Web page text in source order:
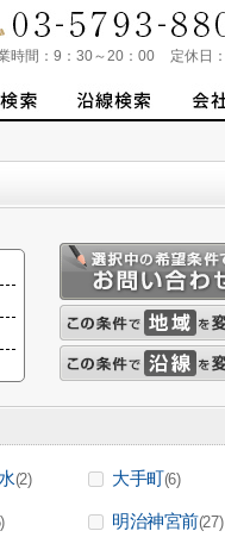
時間： 9：30～20：00 定休日：
(2) 大手町(6)
明治神宮前(27)